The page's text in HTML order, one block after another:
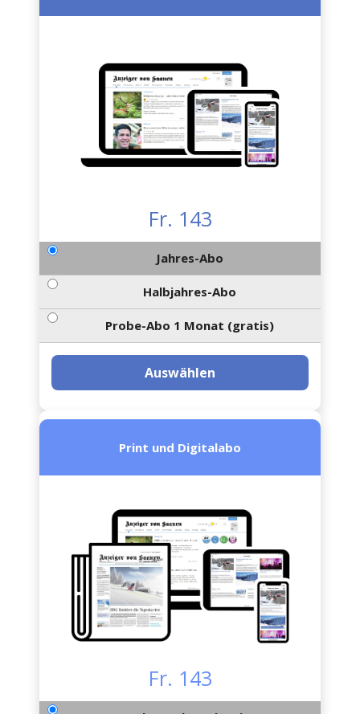
Fr. 143
Jahres-Abo
Halbjahres-Abo
Probe-Abo 1 Monat (gratis)
Auswählen
Print und Digitalabo
Fr. 143